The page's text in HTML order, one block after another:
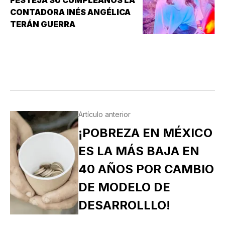
CONTADORA INÉS ANGÉLICA
TERÁN GUERRA
Artículo anterior
¡POBREZA EN MÉXICO
ES LA MÁS BAJA EN
40 AÑOS POR CAMBIO
DE MODELO DE
DESARROLLLO!